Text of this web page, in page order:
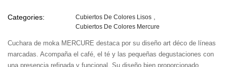
Categories:
Cubiertos De Colores Lisos
Cubiertos De Colores Mercure
Cuchara de moka MERCURE destaca por su diseño art déco de líneas
marcadas. Acompaña el café, el té y las pequeñas degustaciones con
una presencia refinada y funcional. Su diseño bien proporcionado